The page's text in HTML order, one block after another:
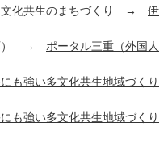
文化共生のまちづくり → 伊
応） → ポータル三重（外国人
も強い多文化共生地域づくり
も強い多文化共生地域づくり